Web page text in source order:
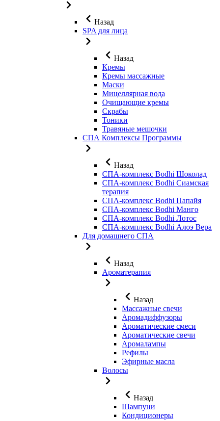
Назад
SPA для лица
Назад
Кремы
Кремы массажные
Маски
Мицеллярная вода
Очищающие кремы
Скрабы
Тоники
Травяные мешочки
СПА Комплексы Программы
Назад
СПА-комплекс Bodhi Шоколад
СПА-комплекс Bodhi Сиамская
терапия
СПА-комплекс Bodhi Папайя
СПА-комплекс Bodhi Манго
СПА-комплекс Bodhi Лотос
СПА-комплекс Bodhi Алоэ Вера
Для домашнего СПА
Назад
Ароматерапия
Назад
Массажные свечи
Аромадиффузоры
Ароматические смеси
Ароматические свечи
Аромалампы
Рефилы
Эфирные масла
Волосы
Назад
Шампуни
Кондиционеры